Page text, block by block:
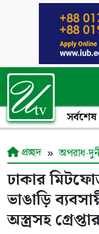
সর্বশেষ
প্রচ্ছদ অপরাধ-
ঢাকার
ভাঙাড়ি
অস্ত্রসহ